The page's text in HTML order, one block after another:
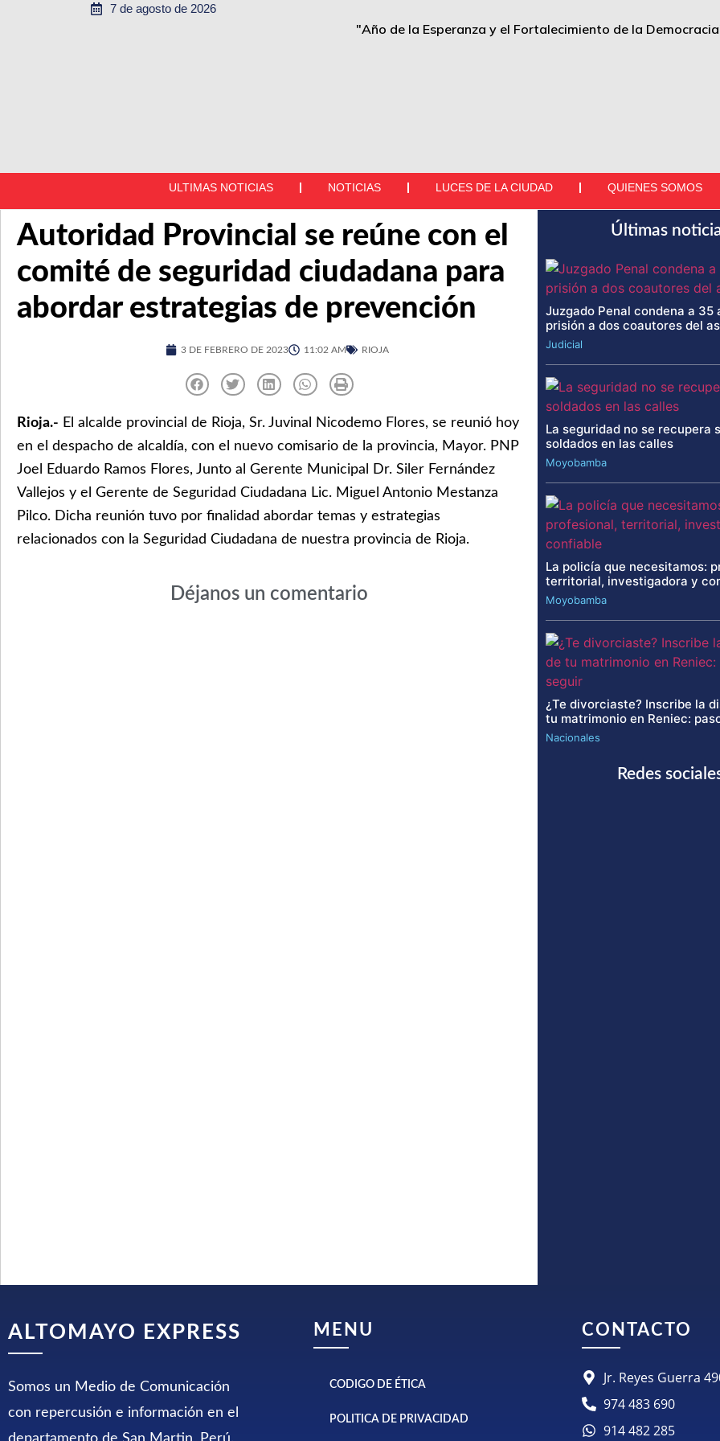
7 de agosto de 2026
"Año de la Esperanza y el Fortalecimiento de la
ULTIMAS NOTICIAS NOTICIAS LUCES DE LA CIUDAD QUIENES SOMOS
Autoridad Provincial se reúne con el
comité de seguridad ciudadana para
abordar estrategias de prevención
3 DE FEBRERO DE 2023 11:02 AM RIOJA
Rioja.- El alcalde provincial de Rioja, Sr. Juvinal Nicodemo Flores, se reunió hoy
en el despacho de alcaldía, con el nuevo comisario de la provincia, Mayor. PNP
Joel Eduardo Ramos Flores, Junto al Gerente Municipal Dr. Siler Fernández
Vallejos y el Gerente de Seguridad Ciudadana Lic. Miguel Antonio Mestanza
Pilco. Dicha reunión tuvo por finalidad abordar temas y estrategias
relacionados con la Seguridad Ciudadana de nuestra provincia de Rioja.
Déjanos un comentario
Últimas
Juzgado Penal condena a 35
prisión a dos coautores del
Judicial
La seguridad no se recupera
soldados en las calles
Moyobamba
La policía que necesitamos:
territorial, investigadora y
Moyobamba
¿Te divorciaste? Inscribe la
tu matrimonio en Reniec:
Nacionales
Redes
ALTOMAYO EXPRESS
Somos un Medio de Comunicación
con repercusión e información en el
MENU
CODIGO DE ÉTICA
POLITICA DE PRIVACIDAD
CONTACTO
Jr. Reyes Guerra
974 483 690
914 482 285